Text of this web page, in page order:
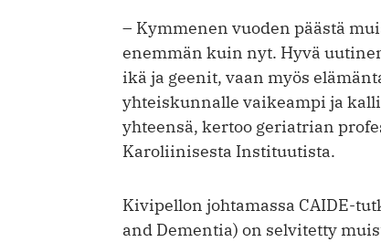
– Kymmenen vuoden päästä
enemmän kuin nyt. Hyvä
ikä ja geenit, vaan myös
yhteiskunnalle vaikeampi ja
yhteensä, kertoo geriatrian
Karoliinisesta Instituutista.
Kivipellon johtamassa CAIDE-
and Dementia) on selvitetty